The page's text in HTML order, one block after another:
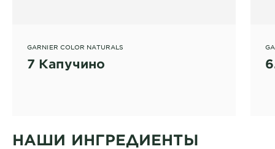
GARNIER COLOR NATURALS
7 Капучино
НАШИ ИНГРЕДИЕНТЫ